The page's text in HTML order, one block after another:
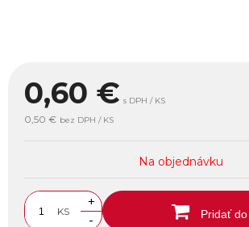
0,60 € s DPH / KS
0,50 € bez DPH / KS
Na objednávku
KS
+
-
Pridať